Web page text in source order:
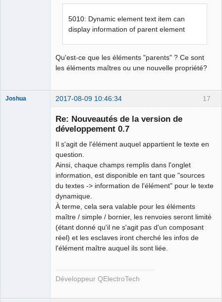
5010: Dynamic element text item can
display information of parent element
Qu'est-ce que les éléments "parents" ? Ce sont
les éléments maîtres ou une nouvelle propriété?
17
Joshua 2017-08-09 10:46:34
Re: Nouveautés de la version de
développement 0.7
Il s'agit de l'élément auquel appartient le texte en
question.
Ainsi, chaque champs remplis dans l'onglet
information, est disponible en tant que "sources
du textes -> information de l'élément" pour le texte
dynamique.
À terme, cela sera valable pour les éléments
maître / simple / bornier, les renvoies seront limité
(étant donné qu'il ne s'agit pas d'un composant
réel) et les esclaves iront cherché les infos de
l'élément maître auquel ils sont liée.
Développeur QElectroTech